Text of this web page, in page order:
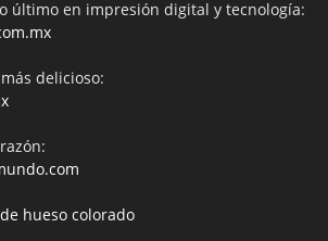
último en impresión digital y tecnología:
delicioso:
hueso colorado